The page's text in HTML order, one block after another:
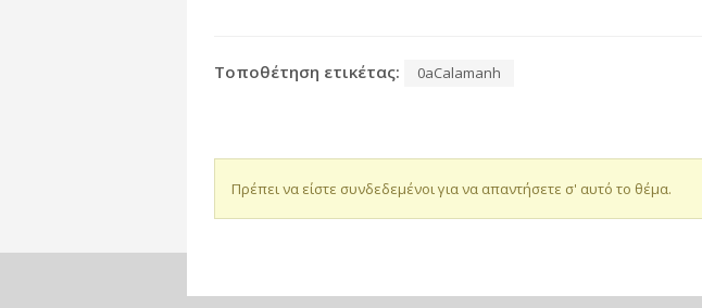
Τοποθέτηση ετικέτας: 0aCalamanh
Πρέπει να είστε συνδεδεμένοι για να απαντήσετε σ' αυτό το θέμα.